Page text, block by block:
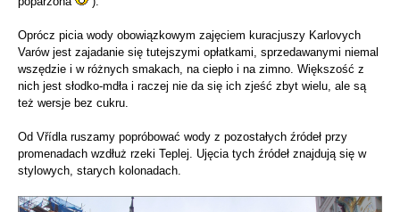
Oprócz picia wody obowiązkowym zajęciem kuracjuszy Karlovych
Varów jest zajadanie się tutejszymi opłatkami, sprzedawanymi niemal
wszędzie i w różnych smakach, na ciepło i na zimno. Większość z
nich jest słodko-mdła i raczej nie da się ich zjeść zbyt wielu, ale są
też wersje bez cukru.
Od Vřídla ruszamy popróbować wody z pozostałych źródeł przy
promenadach wzdłuż rzeki Teplej. Ujęcia tych źródeł znajdują się w
stylowych, starych kolonadach.